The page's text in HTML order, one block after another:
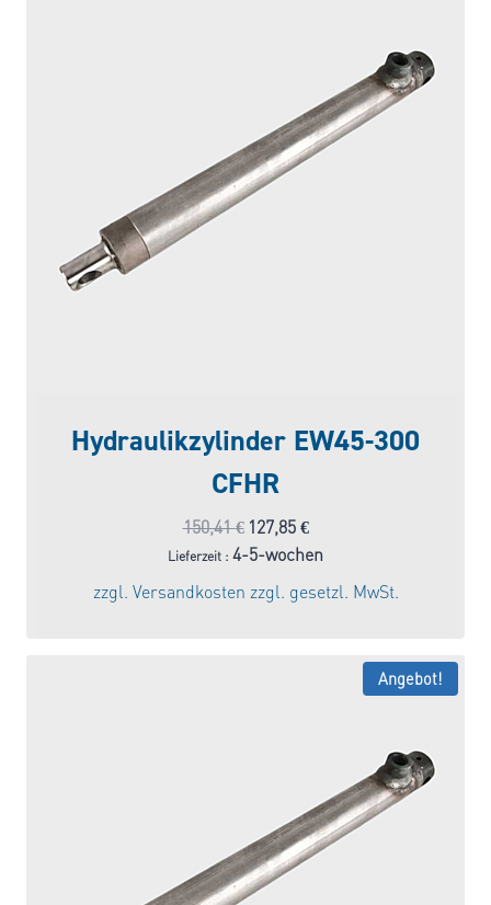
Hydraulikzylinder EW45-300
CFHR
150,41€ Ursprünglicher
Preis
war:
150,41 €
127,85 €Aktueller
Preis
Lieferzeit : 4-5-wochen
zzgl. Versandkosten zzgl. gesetzl. MwSt.
Angebot!